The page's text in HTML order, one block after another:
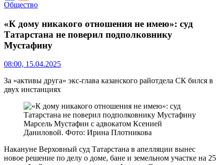
Общество
«К дому никакого отношения не имею»: суд
Татарстана не поверил подполковнику
Мустафину
08:00, 15.04.2025
За «активы друга» экс-глава казанского райотдела СК бился в
двух инстанциях
Марсель Мустафин с адвокатом Ксенией
Даниловой. Фото: Ирина Плотникова
Накануне Верховный суд Татарстана в апелляции вынес
новое решение по делу о доме, бане и земельном участке на 25